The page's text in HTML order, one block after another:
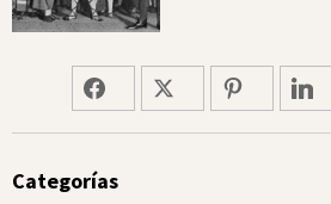
Categorías